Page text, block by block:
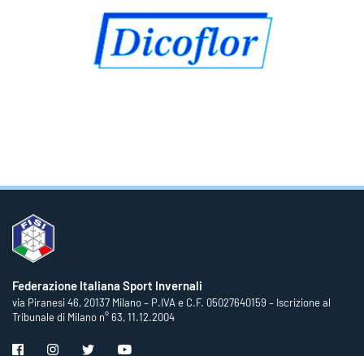
Federazione Italiana Sport Invernali
via Piranesi 46, 20137 Milano – P.IVA e C.F. 05027640159 – Iscrizione al
Tribunale di Milano n° 63, 11.12.2004